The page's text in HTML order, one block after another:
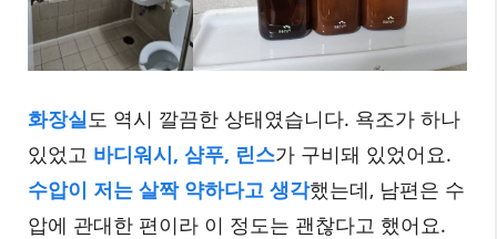
화장실 도 역시 깔끔한 상태였습니다. 욕조가 하나
있었고 바디워시, 샴푸, 린스가 구비돼 있었어요.
수압이 저는 살짝 약하다고 생각했는데, 남편은 수
압에 관대한 편이라 이 정도는 괜찮다고 했어요.